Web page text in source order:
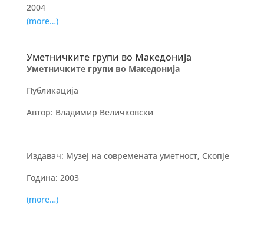
2004
(more…)
Уметничките групи во Македонија
Уметничките групи во Македонија
Публикација
Автор: Владимир Величковски
Издавач: Музеј на современата уметност, Скопје
Година: 2003
(more…)